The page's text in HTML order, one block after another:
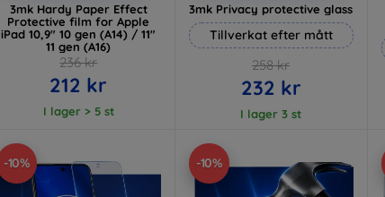
3mk Hardy Paper Effect
Protective film for Apple
iPad 10,9" 10 gen (A14) / 11"
11 gen (A16)
236 kr
212 kr
I lager > 5 st
3mk Privacy protective glass
Tillverkat efter mått
258 kr
232 kr
I lager 3 st
-10% -10%